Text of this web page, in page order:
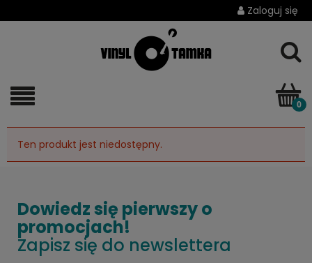
Zaloguj się
Ten produkt jest niedostępny.
Dowiedz się pierwszy o
promocjach!
Zapisz się do newslettera